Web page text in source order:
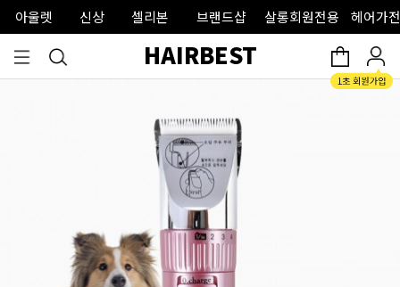
아울렛 신상 셀리본 브랜드샵 살롱회원전용 헤어가
HAIRBEST